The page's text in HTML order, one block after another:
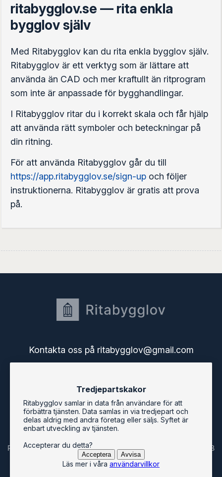
ritabygglov.se — rita enkla
bygglov själv
Med Ritabygglov kan du rita enkla bygglov själv.
Ritabygglov är ett verktyg som är lättare att
använda än CAD och mer kraftullt än ritprogram
som inte är anpassade för bygghandlingar.
I Ritabygglov ritar du i korrekt skala och får hjälp
att använda rätt symboler och beteckningar på
din ritning.
För att använda Ritabygglov går du till
https://app.ritabygglov.se/sign-up och följer
instruktionerna. Ritabygglov är gratis att prova
på.
Tredjepartskakor
Ritabygglov samlar in data från användare för att
förbättra tjänsten. Data samlas in via tredjepart och
delas aldrig med andra företag eller säljs. Syftet är
enbart utveckling av tjänsten.
Accepterar du detta?
Acceptera Avvisa
Läs mer i våra användarvillkor
Kontakta oss på ritabygglov@gmail.com
Startsidan
Användarguide
Användarvillkor
Bygglov i Sveriges kommuner
Ritabygglovs blogg
Ritabygglov är en tjänst från Svenska Mjukvarukontoret AB